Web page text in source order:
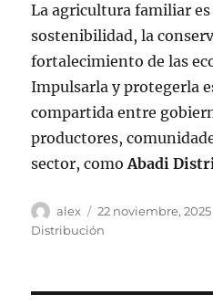
La agricultura familiar es
sostenibilidad, la
fortalecimiento de las
Impulsarla y protegerla
compartida entre
productores,
sector, comoAbadi
Autor
alex
Publicado
el
22 noviembre, 2025
Distribución